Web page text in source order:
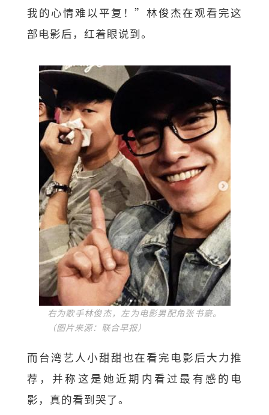
我的心情难以平复！”林俊杰在观看完这
部电影后，红着眼说到。
右为歌手林俊杰，左为电影男配角张书豪。
（图片来源：联合早报）
而台湾艺人小甜甜也在看完电影后大力推
荐，并称这是她近期内看过最有感的电
影，真的看到哭了。